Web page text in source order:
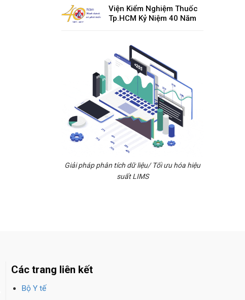
Viện Kiểm Nghiệm Thuốc
Tp.HCM Kỷ Niệm 40 Năm
Giải pháp phân tích dữ liệu/ Tối ưu hóa hiệu
suất LIMS
Các trang liên kết
Bộ Y tế